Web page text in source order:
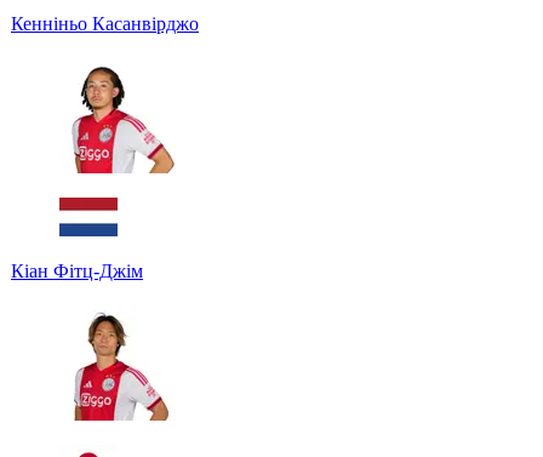
Кенніньо Касанвірджо
Кіан Фітц-Джім